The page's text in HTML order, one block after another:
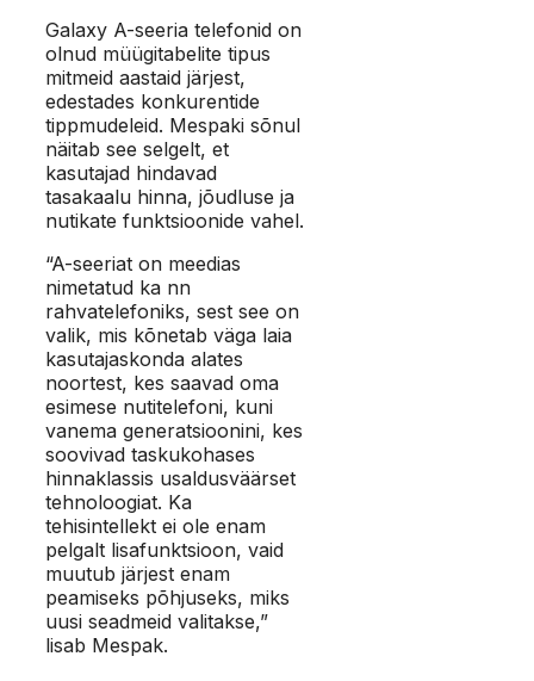
Galaxy A-seeria telefonid on
olnud müügitabelite tipus
mitmeid aastaid järjest,
edestades konkurentide
tippmudeleid. Mespaki sõnul
näitab see selgelt, et
kasutajad hindavad
tasakaalu hinna, jõudluse ja
nutikate funktsioonide vahel.
“A-seeriat on meedias
nimetatud ka nn
rahvatelefoniks, sest see on
valik, mis kõnetab väga laia
kasutajaskonda alates
noortest, kes saavad oma
esimese nutitelefoni, kuni
vanema generatsioonini, kes
soovivad taskukohases
hinnaklassis usaldusväärset
tehnoloogiat. Ka
tehisintellekt ei ole enam
pelgalt lisafunktsioon, vaid
muutub järjest enam
peamiseks põhjuseks, miks
uusi seadmeid valitakse,”
lisab Mespak.